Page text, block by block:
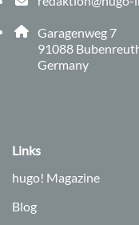
E-Mail Adresse:
Adresse:
Garagenweg 7
91088 , 9 1 0 8 8
Germany
Links
hugo! Magazine
Blog